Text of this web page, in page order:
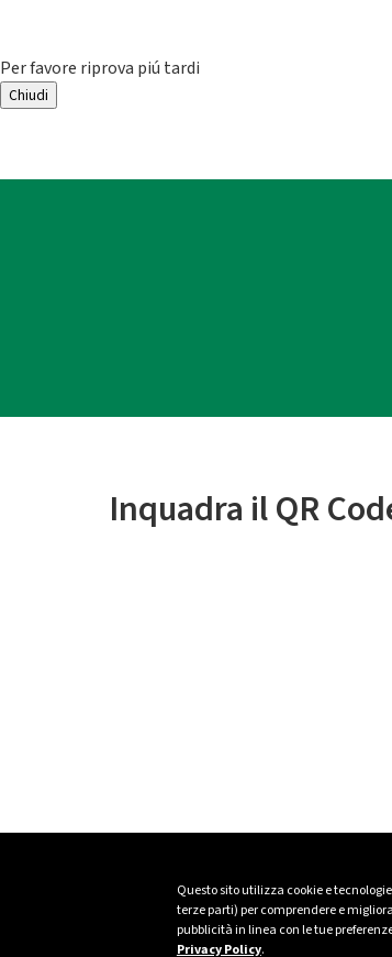
Questo sito utilizza cookie e
terze parti) per comprendere e
pubblicità in linea con le tue
Privacy Policy.
Per favore riprova piú tardi
Chiudi
Inquadra il QR